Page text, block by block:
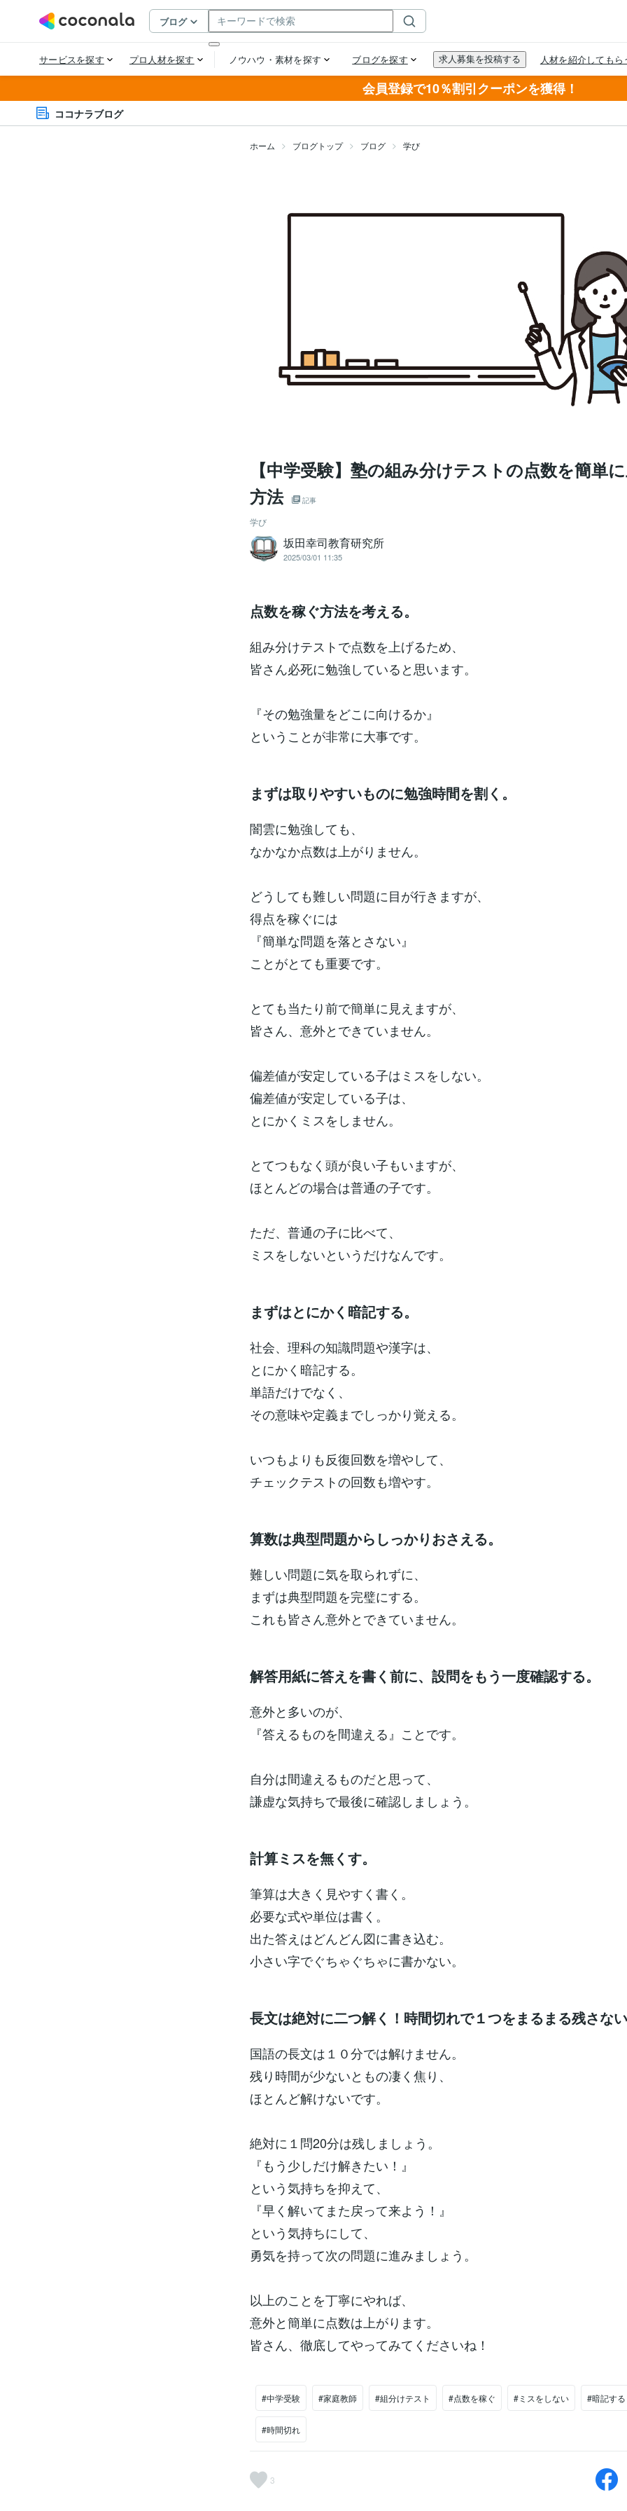
会員登録で10％割引クーポンを獲得！
ココナラブログ
ホーム ブログトップ ブログ 学び
【中学受験】塾の組み分けテストの点数を簡単
方法
記事
学び
坂田幸司教育研究所
2025/03/01 11:35
点数を稼ぐ方法を考える。
組み分けテストで点数を上げるため、
皆さん必死に勉強していると思います。
『その勉強量をどこに向けるか』
ということが非常に大事です。
まずは取りやすいものに勉強時間を割く。
闇雲に勉強しても、
なかなか点数は上がりません。
どうしても難しい問題に目が行きますが、
得点を稼ぐには
『簡単な問題を落とさない』
ことがとても重要です。
とても当たり前で簡単に見えますが、
皆さん、意外とできていません。
偏差値が安定している子はミスをしない。
偏差値が安定している子は、
とにかくミスをしません。
とてつもなく頭が良い子もいますが、
ほとんどの場合は普通の子です。
ただ、普通の子に比べて、
ミスをしないというだけなんです。
まずはとにかく暗記する。
社会、理科の知識問題や漢字は、
とにかく暗記する。
単語だけでなく、
その意味や定義までしっかり覚える。
いつもよりも反復回数を増やして、
チェックテストの回数も増やす。
算数は典型問題からしっかりおさえる。
難しい問題に気を取られずに、
まずは典型問題を完璧にする。
これも皆さん意外とできていません。
解答用紙に答えを書く前に、設問をもう一度確認する。
意外と多いのが、
『答えるものを間違える』ことです。
自分は間違えるものだと思って、
謙虚な気持ちで最後に確認しましょう。
計算ミスを無くす。
筆算は大きく見やすく書く。
必要な式や単位は書く。
出た答えはどんどん図に書き込む。
小さい字でぐちゃぐちゃに書かない。
長文は絶対に二つ解く！時間切れで１つをまるまる残さな
国語の長文は１０分では解けません。
残り時間が少ないともの凄く焦り、
ほとんど解けないです。
絶対に１問20分は残しましょう。
『もう少しだけ解きたい！』
という気持ちを抑えて、
『早く解いてまた戻って来よう！』
という気持ちにして、
勇気を持って次の問題に進みましょう。
以上のことを丁寧にやれば、
意外と簡単に点数は上がります。
皆さん、徹底してやってみてくださいね！
#中学受験 #家庭教師 #組分けテスト #点数を稼ぐ #ミスをしない #暗記する
#時間切れ
3